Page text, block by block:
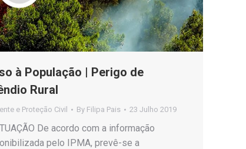
à População | Perigo de
Rural
e Proteção Civil By Filipa Pais 23 Julho 2019
De acordo com a informação
pelo IPMA, prevê-se a